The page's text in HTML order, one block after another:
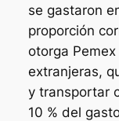
se gastaron
proporción
otorga
extranjeras,
y transportar
10 % del